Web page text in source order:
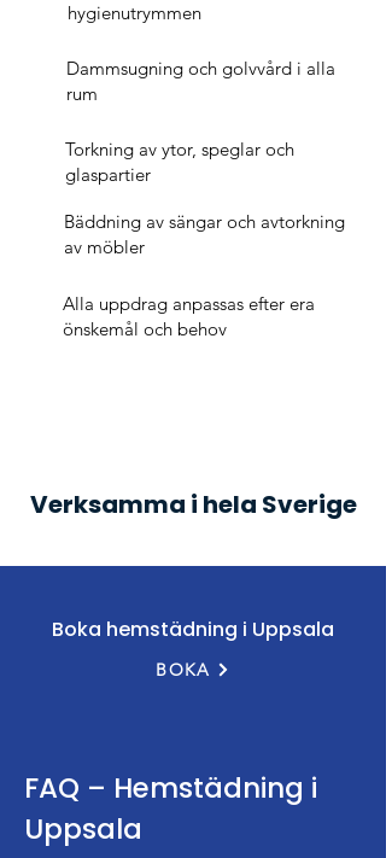
hygienutrymmen
Dammsugning och golvvård i alla
rum
Torkning av ytor, speglar och
glaspartier
Bäddning av sängar och avtorkning
av möbler
Alla uppdrag anpassas efter era
önskemål och behov
Verksamma i hela Sverige
Boka hemstädning i Uppsala
BOKA
FAQ – Hemstädning i
Uppsala